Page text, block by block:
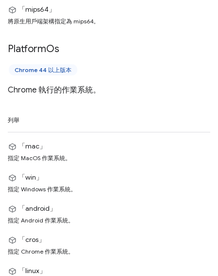
「mips64」
將原生用戶端架構指定為 mips64。
PlatformOs
Chrome 44 以上版本
Chrome 執行的作業系統。
列舉
「mac」
指定 MacOS 作業系統。
「win」
指定 Windows 作業系統。
「android」
指定 Android 作業系統。
「cros」
指定 Chrome 作業系統。
「linux」